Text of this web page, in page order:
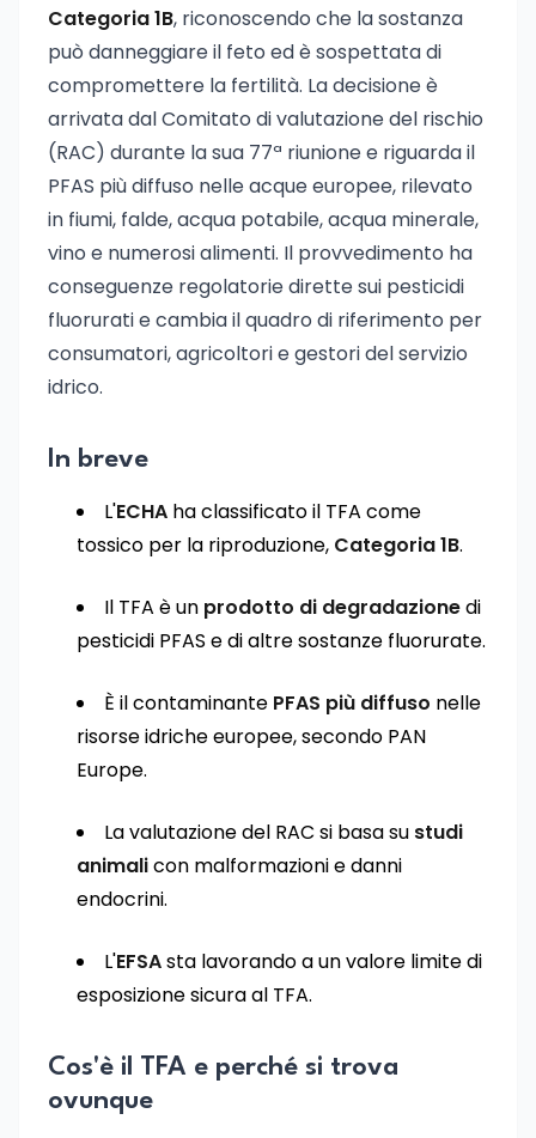
Categoria 1B, riconoscendo che la sostanza
può danneggiare il feto ed è sospettata di
compromettere la fertilità. La decisione è
arrivata dal Comitato di valutazione del rischio
(RAC) durante la sua 77ª riunione e riguarda il
PFAS più diffuso nelle acque europee, rilevato
in fiumi, falde, acqua potabile, acqua minerale,
vino e numerosi alimenti. Il provvedimento ha
conseguenze regolatorie dirette sui pesticidi
fluorurati e cambia il quadro di riferimento per
consumatori, agricoltori e gestori del servizio
idrico.
In breve
L'ECHA ha classificato il TFA come
tossico per la riproduzione, Categoria 1B.
Il TFA è un prodotto di degradazionedi
pesticidi PFAS e di altre sostanze fluorurate.
È il contaminante PFAS più diffuso nelle
risorse idriche europee, secondo PAN
Europe.
La valutazione del RAC si basa su studi
animalicon malformazioni e danni
endocrini.
L'EFSAsta lavorando a un valore limite di
esposizione sicura al TFA.
Cos'è il TFA e perché si trova
ovunque